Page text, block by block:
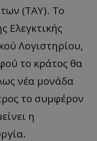
(ΤΑΥ). Το
Ελεγκτικής
Λογιστηρίου,
το κράτος θα
νέα μονάδα
το συμφέρον
η